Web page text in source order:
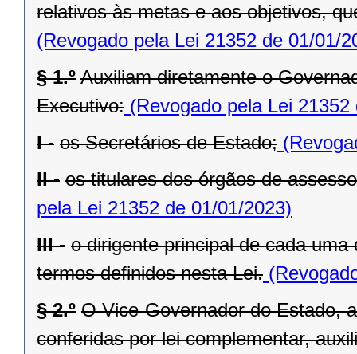
relativos às metas e aos objetivos,
(Revogado pela Lei 21352 de 01/01/
§ 1.º Auxiliam diretamente o
Executivo: (Revogado pela Lei
I - os Secretários de Estado;
II - os titulares dos órgãos de
pela Lei 21352 de 01/01/2023)
III - o dirigente principal de cada
termos definidos nesta Lei.
§ 2.º O Vice-Governador do Estado,
conferidas por lei complementar,